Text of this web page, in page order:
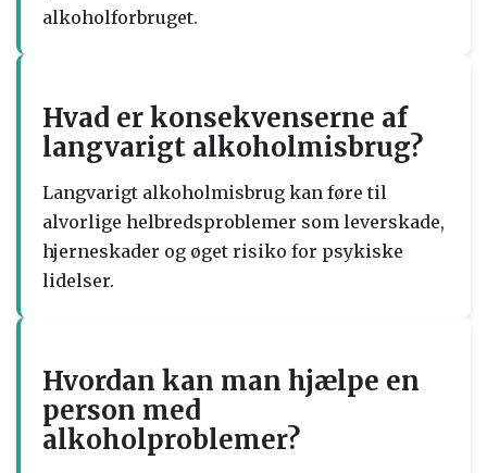
alkoholforbruget.
Hvad er konsekvenserne af
langvarigt alkoholmisbrug?
Langvarigt alkoholmisbrug kan føre til
alvorlige helbredsproblemer som leverskade,
hjerneskader og øget risiko for psykiske
lidelser.
Hvordan kan man hjælpe en
person med
alkoholproblemer?